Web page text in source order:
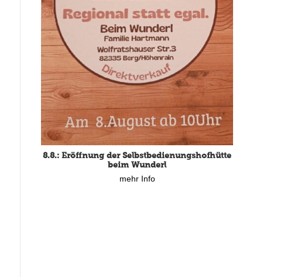
8.8.: Eröffnung der Selbstbedienungshofhütte
beim Wunderl
mehr Info